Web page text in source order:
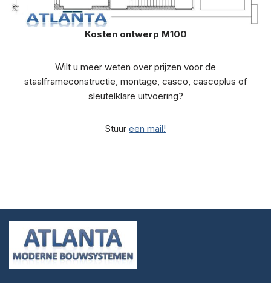
Kosten ontwerp M100
Wilt u meer weten over prijzen voor de
staalframeconstructie, montage, casco, cascoplus of
sleutelklare uitvoering?
Stuur een mail!